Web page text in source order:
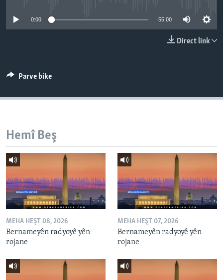
SERNIVÎS
Learning English
FOLLOW US
Zimanên Din
0:00 55:00
Direct link
Parve bike
Hemî Beş
MEHA HEŞT 08, 2026
Bernameyên radyoyê yên
rojane
MEHA HEŞT 07, 2026
Bernameyên radyoyê yên
rojane